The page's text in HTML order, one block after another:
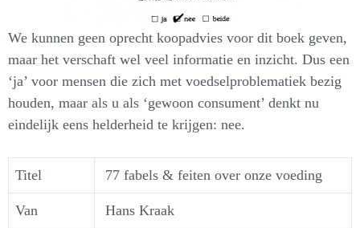
We kunnen geen oprecht koopadvies voor dit boek geven,
maar het verschaft wel veel informatie en inzicht. Dus een
‘ja’ voor mensen die zich met voedselproblematiek bezig
houden, maar als u als ‘gewoon consument’ denkt nu
eindelijk eens helderheid te krijgen: nee.
Titel 77 fabels & feiten over onze voeding
Van Hans Kraak